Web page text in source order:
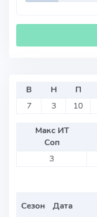
В Н П
7
3 10
Макс ИТ
Соп
3
Сезон Дата